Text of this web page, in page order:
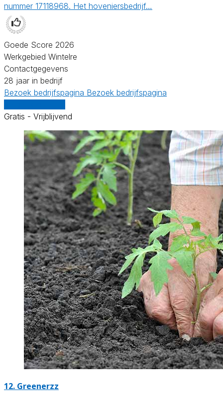
nummer 17118968. Het hoveniersbedrijf…
Goede Score 2026
Werkgebied Wintelre
Contactgegevens
28 jaar in bedrijf
Bezoek bedrijfspagina Bezoek bedrijfspagina
Gratis - Vrijblijvend
12. Greenerzz